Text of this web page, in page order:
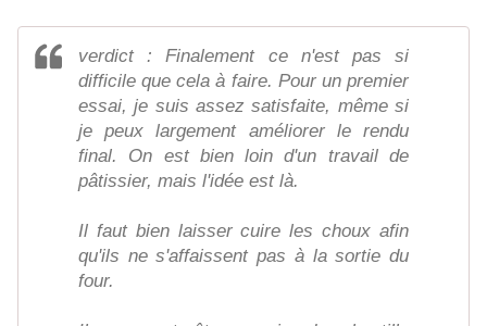
verdict : Finalement ce n'est pas si
difficile que cela à faire. Pour un premier
essai, je suis assez satisfaite, même si
je peux largement améliorer le rendu
final. On est bien loin d'un travail de
pâtissier, mais l'idée est là.
Il faut bien laisser cuire les choux afin
qu'ils ne s'affaissent pas à la sortie du
four.